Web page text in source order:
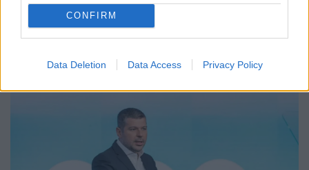
CONFIRM
Data Deletion Data Access Privacy Policy
Επιχειρήσεις:
Περισσότερα άρθρα